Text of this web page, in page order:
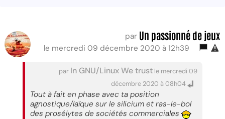
par Un passionné de jeux
le mercredi 09 décembre 2020 à 12h39
par In GNU/Linux We trust le mercredi 09
décembre 2020 à 08h04
Tout à fait en phase avec ta position
agnostique/laïque sur le silicium et ras-le-bol
des prosélytes de sociétés commerciales